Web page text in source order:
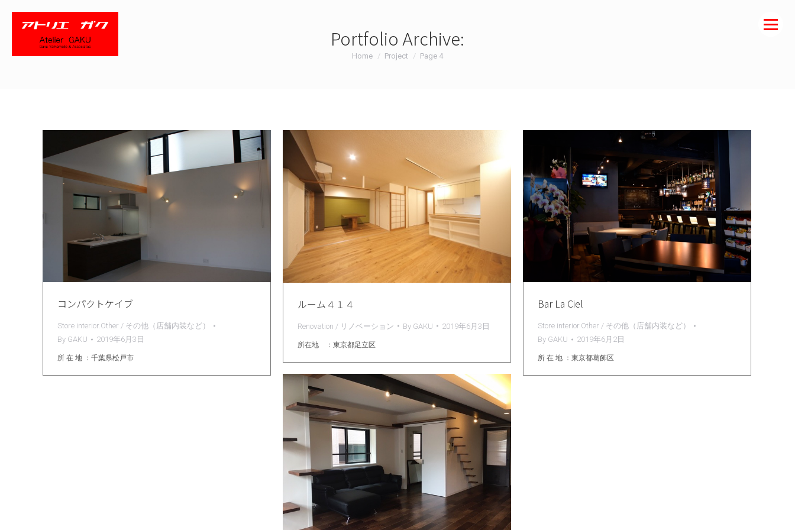
Portfolio Archive:
You are here:
Home Project Page 4
コンパクトケイブ
Store interior.Other / その他（店舗内装など）
By GAKU 2019年6月3日
所 在 地 ：千葉県松戸市
ルーム４１４
Renovation / リノベーション By GAKU 2019年6月3日
所在地 ：東京都足立区
Bar La Ciel
Store interior.Other / その他（店舗内装など）
By GAKU 2019年6月2日
所 在 地 ：東京都葛飾区